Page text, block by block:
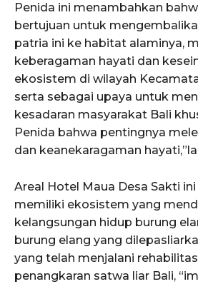
Penida ini menambahkan
bertujuan untuk
patria ini ke habitat alaminya,
keberagaman hayati dan
ekosistem di wilayah
serta sebagai upaya untuk
kesadaran masyarakat Bali
Penida bahwa pentingnya
dan keanekaragaman
Areal Hotel Maua Desa Sakti
memiliki ekosistem yang
kelangsungan hidup burung
burung elang yang
yang telah menjalani
penangkaran satwa liar Bali,